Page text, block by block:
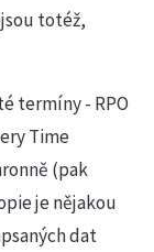
totéž,
termíny - RPO
Time
(pak
je nějakou
dat